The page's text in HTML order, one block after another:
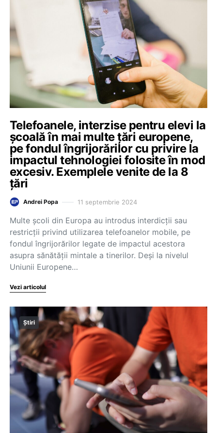
Telefoanele, interzise pentru elevi la
școală în mai multe țări europene,
pe fondul îngrijorărilor cu privire la
impactul tehnologiei folosite în mod
excesiv. Exemplele venite de la 8
țări
Andrei Popa 11 septembrie 2024
Multe şcoli din Europa au introdus interdicţii sau
restricţii privind utilizarea telefoanelor mobile, pe
fondul îngrijorărilor legate de impactul acestora
asupra sănătăţii mintale a tinerilor. Deşi la nivelul
Uniunii Europene…
Vezi articolul
Știri